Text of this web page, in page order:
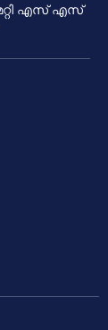
എസ് എസ്